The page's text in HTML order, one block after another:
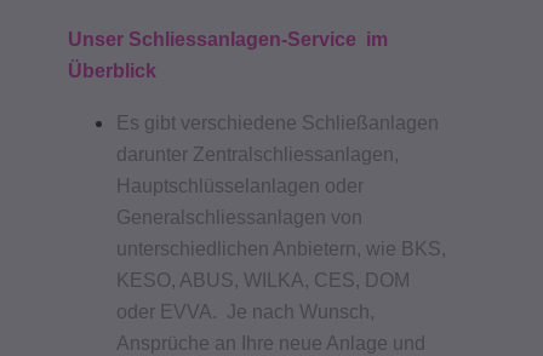
Unser Schliessanlagen-Service im
Überblick
Es gibt verschiedene Schließanlagen
darunter Zentralschliessanlagen,
Hauptschlüsselanlagen oder
Generalschliessanlagen von
unterschiedlichen Anbietern, wie BKS,
KESO, ABUS, WILKA, CES, DOM
oder EVVA. Je nach Wunsch,
Ansprüche an Ihre neue Anlage und